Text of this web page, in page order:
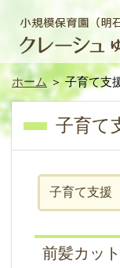
ホーム＞ 子育て支
子育て
子育て支援
前髪カッ